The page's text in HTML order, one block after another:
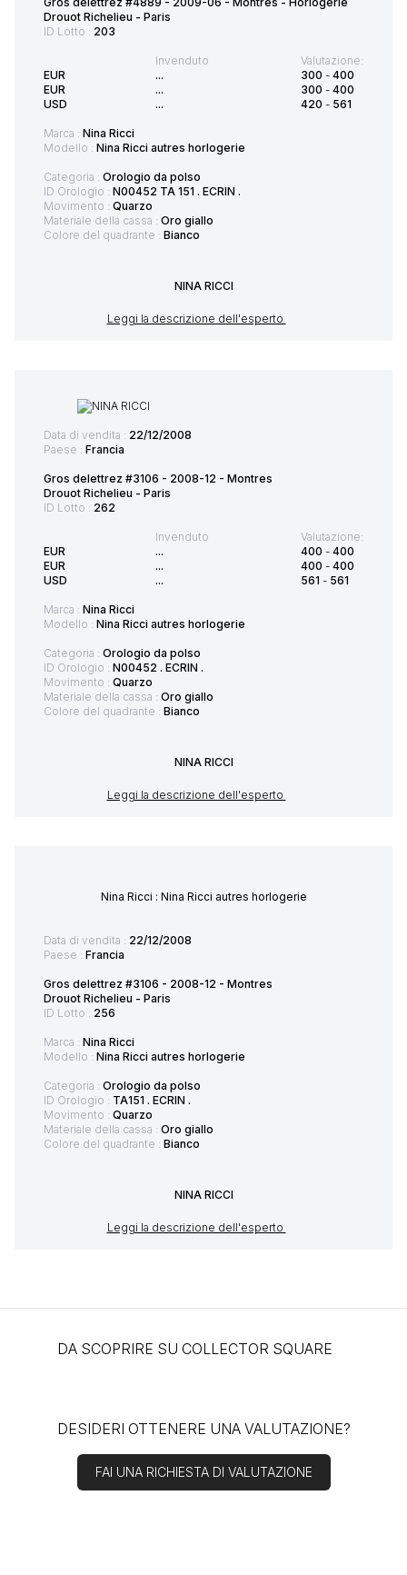
Drouot Richelieu - Paris
ID Lotto : 203
EUR
EUR
USD
Invenduto
...
...
...
Valutazione:
300 - 400
300 - 400
420 - 561
Marca : Nina Ricci
Modello : Nina Ricci autres horlogerie
Categoria : Orologio da polso
ID Orologio : N00452 TA 151 . ECRIN .
Movimento : Quarzo
Materiale della cassa : Oro giallo
Colore del quadrante : Bianco
NINA RICCI
Leggi la descrizione dell'esperto
Data di vendita : 22/12/2008
Paese : Francia
Gros delettrez #3106 - 2008-12 - Montres
Drouot Richelieu - Paris
ID Lotto : 262
EUR
EUR
USD
Invenduto
...
...
...
Valutazione:
400 - 400
400 - 400
561 - 561
Marca : Nina Ricci
Modello : Nina Ricci autres horlogerie
Categoria : Orologio da polso
ID Orologio : N00452 . ECRIN .
Movimento : Quarzo
Materiale della cassa : Oro giallo
Colore del quadrante : Bianco
NINA RICCI
Leggi la descrizione dell'esperto
Nina Ricci : Nina Ricci autres horlogerie
Data di vendita : 22/12/2008
Paese : Francia
Gros delettrez #3106 - 2008-12 - Montres
Drouot Richelieu - Paris
ID Lotto : 256
Marca : Nina Ricci
Modello : Nina Ricci autres horlogerie
Categoria : Orologio da polso
ID Orologio : TA151 . ECRIN .
Movimento : Quarzo
Materiale della cassa : Oro giallo
Colore del quadrante : Bianco
NINA RICCI
Leggi la descrizione dell'esperto
DA SCOPRIRE SU COLLECTOR SQUARE
DESIDERI OTTENERE UNA VALUTAZIONE?
FAI UNA RICHIESTA DI VALUTAZIONE